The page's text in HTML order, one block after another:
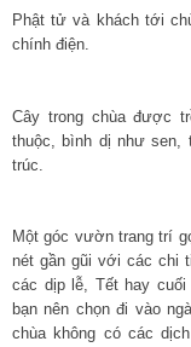
Phật tử và khách tới
chính điện.
Cây trong chùa được
thuộc, bình dị như sen,
trúc.
Một góc vườn trang trí
nét gần gũi với các chi
các dịp lễ, Tết hay
bạn nên chọn đi vào
chùa không có các